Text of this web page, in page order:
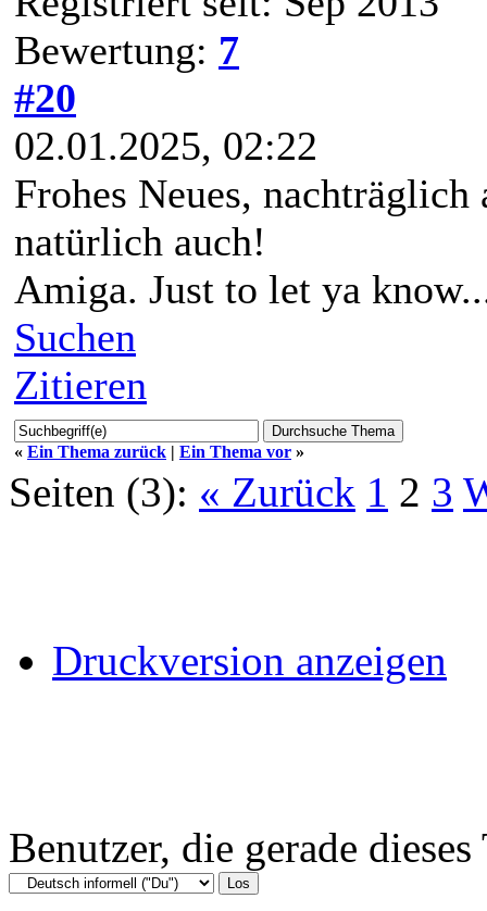
Bewertung: 7
#20
02.01.2025, 02:22
Frohes Neues,
natürlich auch!
Amiga. Just to let ya
Suchen
Zitieren
« Ein Thema zurück | Ein Thema vor »
Seiten (3): « Zurück 1 2 3
Druckversion anzeigen
Benutzer, die gerade